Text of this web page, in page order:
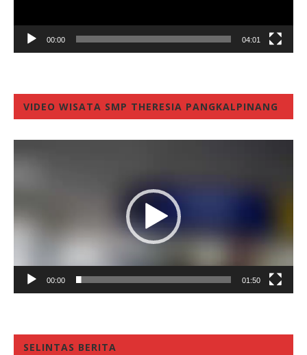
00:00 04:01
VIDEO WISATA SMP THERESIA PANGKALPINANG
00:00 01:50
SELINTAS BERITA